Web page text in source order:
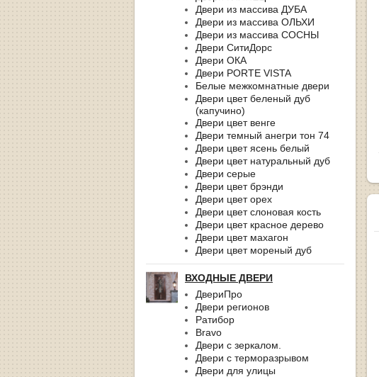
Двери из массива ДУБА
Двери из массива ОЛЬХИ
Двери из массива СОСНЫ
Двери СитиДорс
Двери ОКА
Двери PORTE VISTA
Белые межкомнатные двери
Двери цвет беленый дуб
(капучино)
Двери цвет венге
Двери темный анегри тон 74
Двери цвет ясень белый
Двери цвет натуральный дуб
Двери серые
Двери цвет брэнди
Двери цвет орех
Двери цвет слоновая кость
Двери цвет красное дерево
Двери цвет махагон
Двери цвет мореный дуб
ВХОДНЫЕ ДВЕРИ
ДвериПро
Двери регионов
Ратибор
Bravo
Двери с зеркалом.
Двери с терморазрывом
Двери для улицы